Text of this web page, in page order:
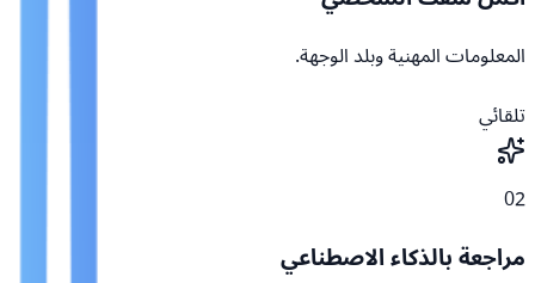
المعلومات المهنية وبلد الوجهة.
تلقائي
02
مراجعة بالذكاء الاصطناعي